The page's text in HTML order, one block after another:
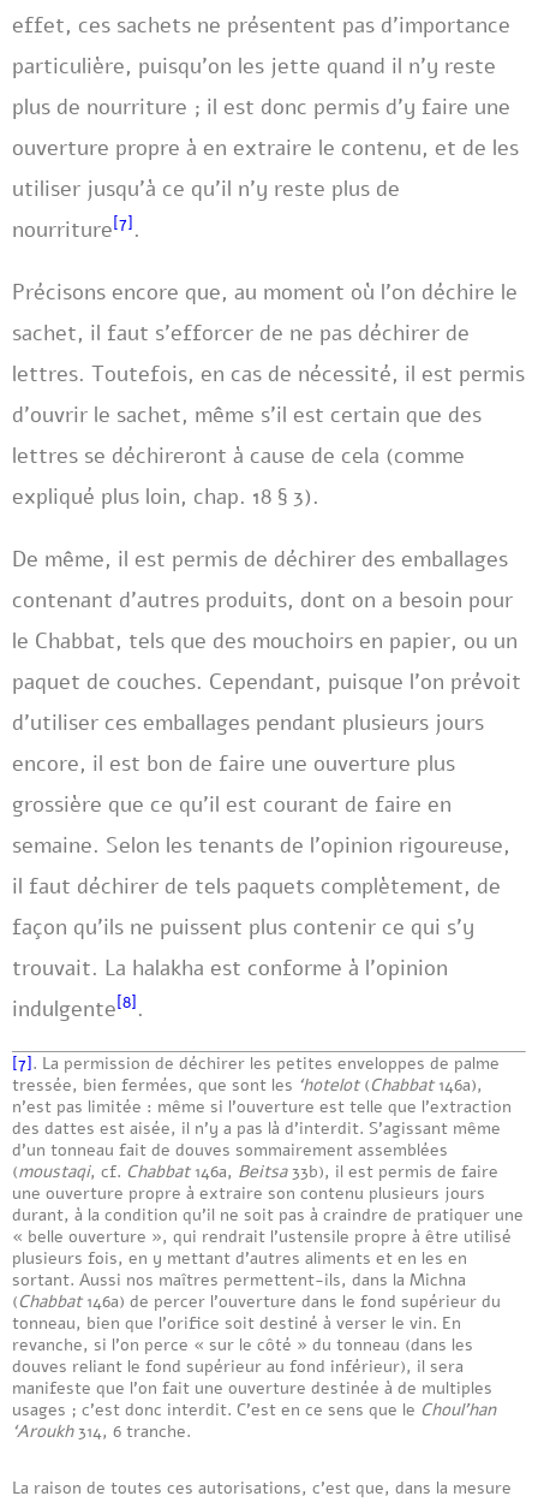
effet, ces sachets ne présentent pas d’importance
particulière, puisqu’on les jette quand il n’y reste
plus de nourriture ; il est donc permis d’y faire une
ouverture propre à en extraire le contenu, et de les
utiliser jusqu’à ce qu’il n’y reste plus de
nourriture[7] .
Précisons encore que, au moment où l’on déchire le
sachet, il faut s’efforcer de ne pas déchirer de
lettres. Toutefois, en cas de nécessité, il est permis
d’ouvrir le sachet, même s’il est certain que des
lettres se déchireront à cause de cela (comme
expliqué plus loin, chap. 18 § 3).
De même, il est permis de déchirer des emballages
contenant d’autres produits, dont on a besoin pour
le Chabbat, tels que des mouchoirs en papier, ou un
paquet de couches. Cependant, puisque l’on prévoit
d’utiliser ces emballages pendant plusieurs jours
encore, il est bon de faire une ouverture plus
grossière que ce qu’il est courant de faire en
semaine. Selon les tenants de l’opinion rigoureuse,
il faut déchirer de tels paquets complètement, de
façon qu’ils ne puissent plus contenir ce qui s’y
trouvait. La halakha est conforme à l’opinion
indulgente[8] .
[7]. La permission de déchirer les petites enveloppes de palme
tressée, bien fermées, que sont les ‘hotelot(Chabbat 146a),
n’est pas limitée : même si l’ouverture est telle que l’extraction
des dattes est aisée, il n’y a pas là d’interdit. S’agissant même
d’un tonneau fait de douves sommairement assemblées
(moustaqi, cf. Chabbat146a, Beitsa33b), il est permis de faire
une ouverture propre à extraire son contenu plusieurs jours
durant, à la condition qu’il ne soit pas à craindre de pratiquer une
« belle ouverture », qui rendrait l’ustensile propre à être utilisé
plusieurs fois, en y mettant d’autres aliments et en les en
sortant. Aussi nos maîtres permettent-ils, dans la Michna
(Chabbat146a) de percer l’ouverture dans le fond supérieur du
tonneau, bien que l’orifice soit destiné à verser le vin. En
revanche, si l’on perce « sur le côté » du tonneau (dans les
douves reliant le fond supérieur au fond inférieur), il sera
manifeste que l’on fait une ouverture destinée à de multiples
usages ; c’est donc interdit. C’est en ce sens que le Choul’han
‘Aroukh314, 6 tranche.
La raison de toutes ces autorisations, c’est que, dans la mesure